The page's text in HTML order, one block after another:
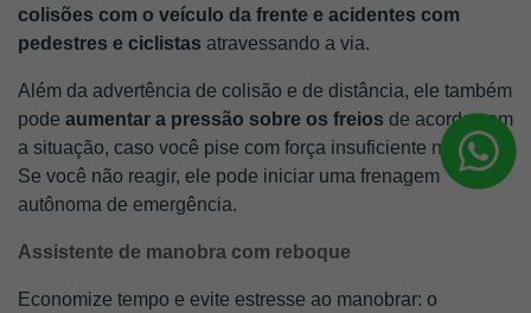
colisões com o veículo da frente e acidentes com
pedestres e ciclistas atravessando a via.
Além da advertência de colisão e de distância, ele também
pode aumentar a pressão sobre os freios de acordo com
a situação, caso você pise com força insuficiente no pedal.
Se você não reagir, ele pode iniciar uma frenagem
autônoma de emergência.
Assistente de manobra com reboque
Economize tempo e evite estresse ao manobrar: o